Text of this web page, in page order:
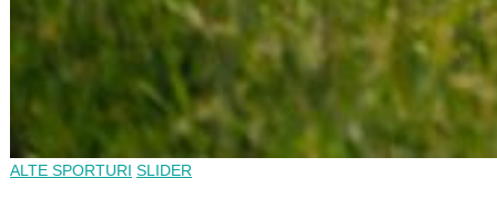
ALTE SPORTURI SLIDER